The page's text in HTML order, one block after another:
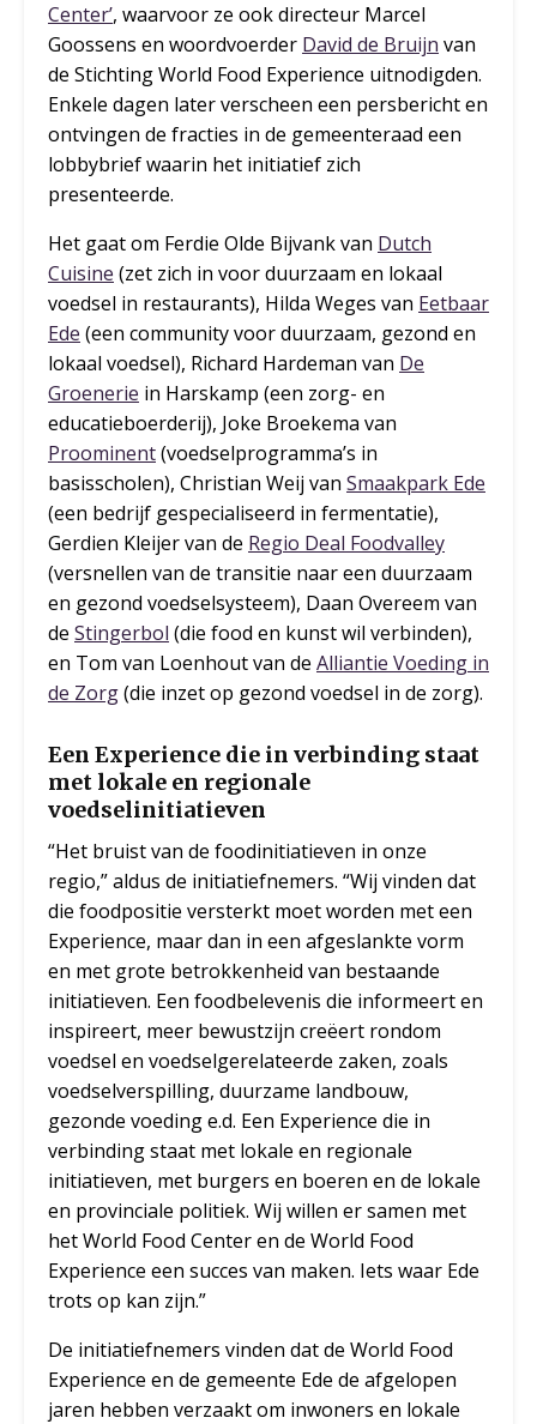
Center’, waarvoor ze ook directeur Marcel
Goossens en woordvoerder David de Bruijn van
de Stichting World Food Experience uitnodigden.
Enkele dagen later verscheen een persbericht en
ontvingen de fracties in de gemeenteraad een
lobbybrief waarin het initiatief zich
presenteerde.
Het gaat om Ferdie Olde Bijvank van Dutch
Cuisine (zet zich in voor duurzaam en lokaal
voedsel in restaurants), Hilda Weges van Eetbaar
Ede (een community voor duurzaam, gezond en
lokaal voedsel), Richard Hardeman van De
Groenerie in Harskamp (een zorg- en
educatieboerderij), Joke Broekema van
Proominent(voedselprogramma’s in
basisscholen), Christian Weij van Smaakpark Ede
(een bedrijf gespecialiseerd in fermentatie),
Gerdien Kleijer van de Regio Deal Foodvalley
(versnellen van de transitie naar een duurzaam
en gezond voedselsysteem), Daan Overeem van
de Stingerbol (die food en kunst wil verbinden),
en Tom van Loenhout van de Alliantie Voeding in
de Zorg(die inzet op gezond voedsel in de zorg).
Een Experience die in verbinding staat
met lokale en regionale
voedselinitiatieven
“Het bruist van de foodinitiatieven in onze
regio,” aldus de initiatiefnemers. “Wij vinden dat
die foodpositie versterkt moet worden met een
Experience, maar dan in een afgeslankte vorm
en met grote betrokkenheid van bestaande
initiatieven. Een foodbelevenis die informeert en
inspireert, meer bewustzijn creëert rondom
voedsel en voedselgerelateerde zaken, zoals
voedselverspilling, duurzame landbouw,
gezonde voeding e.d. Een Experience die in
verbinding staat met lokale en regionale
initiatieven, met burgers en boeren en de lokale
en provinciale politiek. Wij willen er samen met
het World Food Center en de World Food
Experience een succes van maken. Iets waar Ede
trots op kan zijn.”
De initiatiefnemers vinden dat de World Food
Experience en de gemeente Ede de afgelopen
jaren hebben verzaakt om inwoners en lokale